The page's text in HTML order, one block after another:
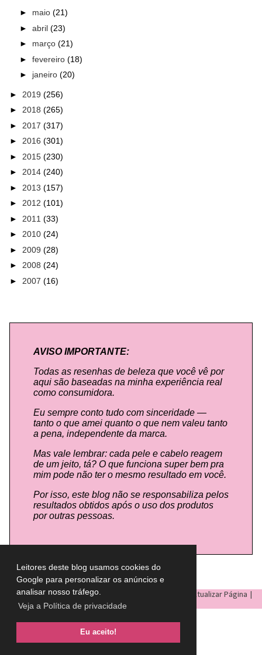
Leitores deste blog usamos cookies do
Google para personalizar os anúncios e
analisar nosso tráfego.
Veja a Política de privacidade
Eu aceito!
► maio (21)
► abril (23)
► março (21)
► fevereiro (18)
► janeiro (20)
► 2019 (256)
► 2018 (265)
► 2017 (317)
► 2016 (301)
► 2015 (230)
► 2014 (240)
► 2013 (157)
► 2012 (101)
► 2011 (33)
► 2010 (24)
► 2009 (28)
► 2008 (24)
► 2007 (16)
AVISO IMPORTANTE:
Todas as resenhas de beleza que você vê por
aqui são baseadas na minha experiência real
como consumidora.
Eu sempre conto tudo com sinceridade —
tanto o que amei quanto o que nem valeu tanto
a pena, independente da marca.
Mas vale lembrar: cada pele e cabelo reagem
de um jeito, tá? O que funciona super bem pra
mim pode não ter o mesmo resultado em você.
Por isso, este blog não se responsabiliza pelos
resultados obtidos após o uso dos produtos
por outras pessoas.
LULU ON THE SKY - Todos os direitos reservados © | Atualizar Página